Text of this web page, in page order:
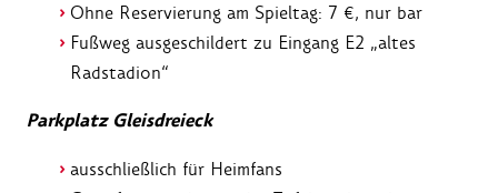
Ohne Reservierung am Spieltag: 7 €, nur bar
Fußweg ausgeschildert zu Eingang E2 „altes
Radstadion“
Parkplatz Gleisdreieck
ausschließlich für Heimfans